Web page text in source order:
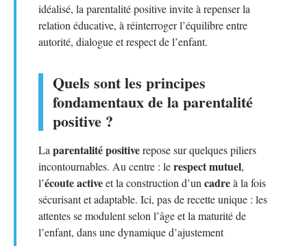
idéalisé, la parentalité positive invite à repenser la
relation éducative, à réinterroger l’équilibre entre
autorité, dialogue et respect de l’enfant.
Quels sont les principes
fondamentaux de la parentalité
positive ?
La parentalité positiverepose sur quelques piliers
incontournables. Au centre : lerespect mutuel,
l’écoute activeet la construction d’un cadreà la fois
sécurisant et adaptable. Ici, pas de recette unique : les
attentes se modulent selon l’âge et la maturité de
l’enfant, dans une dynamique d’ajustement